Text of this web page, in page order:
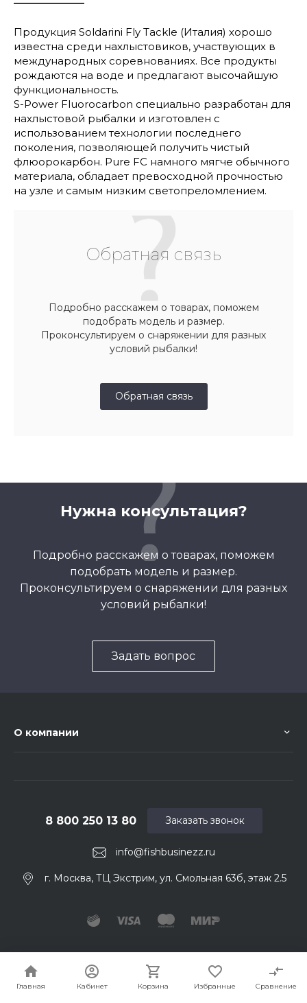
Главная Кабинет Корзина Избранные Сравнение
Продукция Soldarini Fly Tackle (Италия) хорошо
известна среди нахлыстовиков, участвующих в
международных соревнованиях. Все продукты
рождаются на воде и предлагают высочайшую
функциональность.
S-Power Fluorocarbon специально разработан для
нахлыстовой рыбалки и изготовлен с
использованием технологии последнего
поколения, позволяющей получить чистый
флюорокарбон. Pure FC намного мягче обычного
материала, обладает превосходной прочностью
на узле и самым низким светопреломлением.
Обратная связь
Подробно расскажем о товарах, поможем
подобрать модель и размер.
Проконсультируем о снаряжении для разных
условий рыбалки!
Обратная связь
Нужна консультация?
Подробно расскажем о товарах, поможем
подобрать модель и размер.
Проконсультируем о снаряжении для разных
условий рыбалки!
Задать вопрос
О компании
info@fishbusinezz.ru
8 800 250 13 80
г. Москва, ТЦ Экстрим, ул. Смольная 63б, этаж 2.5
Заказать звонок
© 2026 Fishbusinezz. Ваш нахлыстовый магазин